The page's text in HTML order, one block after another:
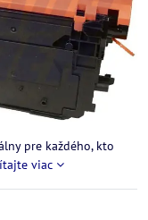
pre každého, kto
viac